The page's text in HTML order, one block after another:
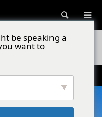
検索
PORTO石垣島 石垣牛ロース
丼食べ放題ビュッフェ！
be speaking a
want to